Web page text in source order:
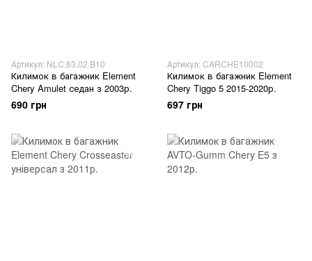
Артикул: NLC.63.02.B10
Килимок в багажник Element
Chery Amulet седан з 2003р.
690 грн
Артикул: CARCHE10002
Килимок в багажник Element
Chery Tiggo 5 2015-2020р.
697 грн